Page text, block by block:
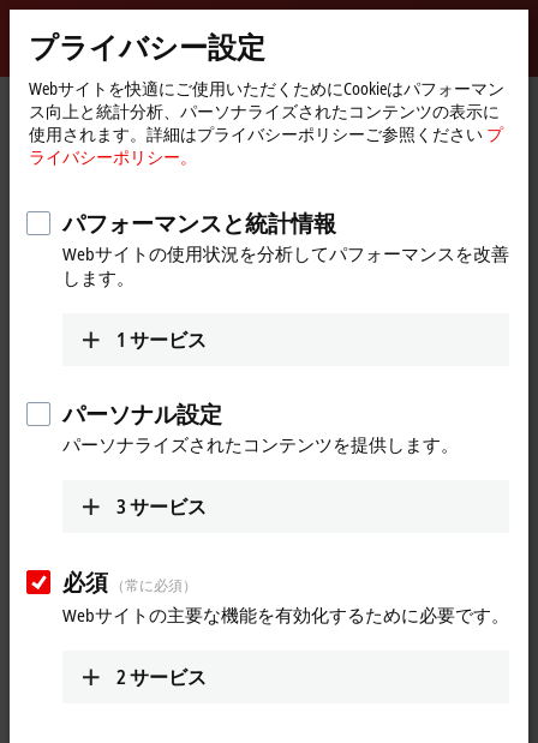
Beckhoff
-
New
Automation
Technology
ホ
ー
ペ
ー
Products Automation Product finder Automation
Product finder Automation
Locate the components you need quickly and
Product finder TwinSAFE hardware
Product finder TwinSAFE software
プライバシー設定
Webサイトを快適にご使用いただくためにCookieはパフォーマン
ス向上と統計分析、パーソナライズされたコンテンツの表示に
使用されます。詳細はプライバシーポリシーご参照ください プ
ライバシーポリシー。
パフォーマンスと統計情報
Webサイトの使用状況を分析してパフォーマンスを改善
します。
1 サービス
パーソナル設定
パーソナライズされたコンテンツを提供します。
3サービス
必須 （常に必須）
Webサイトの主要な機能を有効化するために必要です。
2サービス